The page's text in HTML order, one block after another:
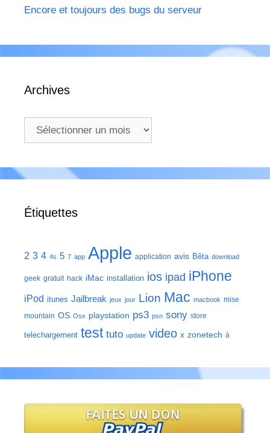
Encore et toujours des bugs du serveur
Archives
Archives
Étiquettes
2 3 4 4s 5 7 app Apple application avis Bêta download
geek gratuit hack iMac installation ios ipad iPhone
iPod itunes Jailbreak jeux jour Lion Mac macbook mise
mountain OS Osx playstation ps3 psn sony store
telechargement test tuto update video x zonetech à